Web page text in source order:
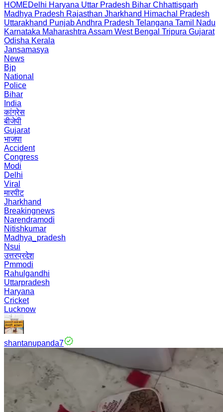
HOMEDelhi Haryana Uttar Pradesh Bihar Chhattisgarh
Madhya Pradesh Rajasthan Jharkhand Himachal Pradesh
Uttarakhand PunjabAndhra Pradesh Telangana Tamil Nadu
Karnataka Maharashtra Assam West Bengal Tripura Gujarat
Odisha Kerala
Jansamasya
News
Bjp
National
Police
Bihar
India
कांग्रेस
बीजेपी
Gujarat
भाजपा
Accident
Congress
Modi
Delhi
Viral
मारपीट
Jharkhand
Breakingnews
Narendramodi
Nitishkumar
Madhya_pradesh
Nsui
उत्तरप्रदेश
Pmmodi
Rahulgandhi
Uttarpradesh
Haryana
Cricket
Lucknow
shantanupanda7